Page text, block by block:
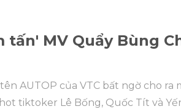
MV Quẩy Bùng
AUTOP của VTC bất ngờ cho ra
tiktoker Lê Bống, Quốc Tít và